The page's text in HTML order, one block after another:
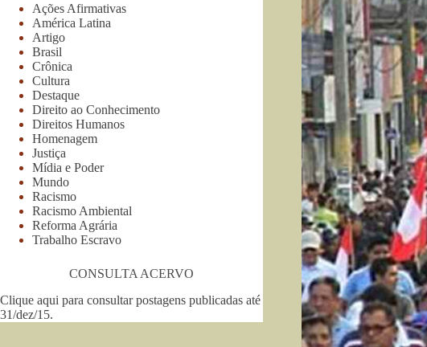
Ações Afirmativas
América Latina
Artigo
Brasil
Crônica
Cultura
Destaque
Direito ao Conhecimento
Direitos Humanos
Homenagem
Justiça
Mídia e Poder
Mundo
Racismo
Racismo Ambiental
Reforma Agrária
Trabalho Escravo
CONSULTA ACERVO
Clique aqui para consultar postagens publicadas até
31/dez/15.